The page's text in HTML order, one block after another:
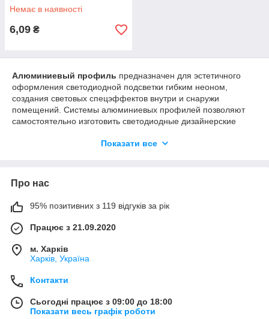
Немає в наявності
6,09 ₴
Алюминиевый профиль предназначен для эстетичного
оформления светодиодной подсветки гибким неоном,
создания световых спецэффектов внутри и снаружи
помещений. Системы алюминиевых профилей позволяют
самостоятельно изготовить светодиодные дизайнерские
Светодиодные неон, вмонтированный в алюминиевый
эксклюзивного товара и нуждающегося в эффективном
интерьера и наружной рекламы, витражей, архитектурной
светодиодной ленты востребован при световой разбивке на
Показати все
Про нас
95% позитивних з 119 відгуків за рік
Працює з 21.09.2020
м. Харків
Харків, Україна
Контакти
Сьогодні працює з 09:00 до 18:00
Показати весь графік роботи